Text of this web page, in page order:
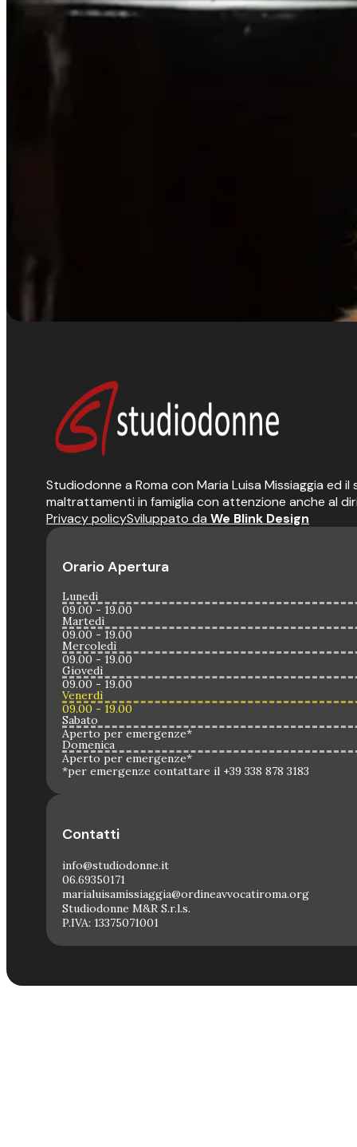
Studiodonne a Roma con Maria Luisa Missiaggia ed
maltrattamenti in famiglia con attenzione anche al
Privacy policySviluppato da We Blink Design
Orario Apertura
Lunedì
09.00 - 19.00
Martedì
09.00 - 19.00
Mercoledì
09.00 - 19.00
Giovedì
09.00 - 19.00
Venerdì
09.00 - 19.00
Sabato
Aperto per emergenze*
Domenica
Aperto per emergenze*
*per emergenze contattare il +39 338 878 3183
Contatti
info@studiodonne.it
06.69350171
marialuisamissiaggia@ordineavvocatiroma.org
Studiodonne M&R S.r.l.s.
P.IVA: 13375071001